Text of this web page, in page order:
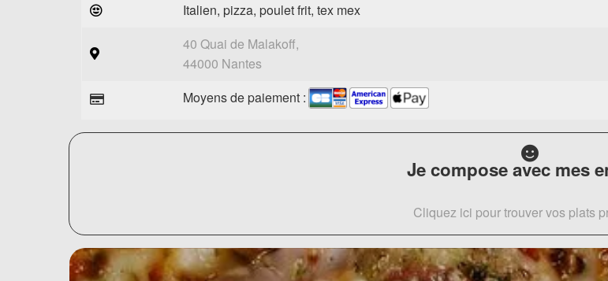
Italien, pizza, poulet frit, tex mex
40 Quai de Malakoff,
44000 Nantes
Moyens de paiement :
Je compose avec mes
Cliquez ici pour trouver vos plats